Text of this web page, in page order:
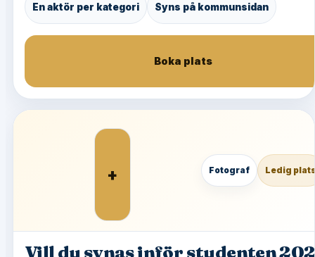
En aktör per kategori Syns på kommunsidan
Boka plats
+ Fotograf Ledig
Vill du synas inför studenten